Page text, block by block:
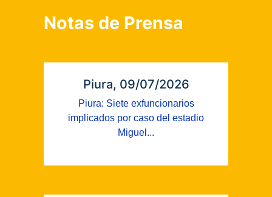
Notas de Prensa
Piura, 09/07/2026
Piura: Siete exfuncionarios
implicados por caso del estadio
Miguel...